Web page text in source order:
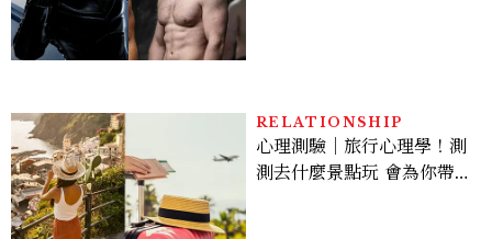
RELATIONSHIP
心理測驗｜旅行心理學！測
測去什麼景點玩 會為你帶來